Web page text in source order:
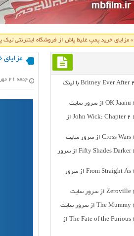
»مزایای خرید پمپ غلیظ پاش از فروشگاه اینترنتی تیک
جمعه ۲۱ مهر ۱۴۰۲
دانلود رایگان مسنتد خارجی Britney Ever After 2017 با لینک
دانلود مستقیم فیلم خارجی John Wick: Chapter 2 2017 از
دانلود مستقیم فیلم خارجی Fifty Shades Darker 2017 از سرور
دانلود مستقیم فیلم خارجی From Straight As 2017 از سرور
دانلود مستقیم فیلم خارجی The Fate of the Furious 2017 از